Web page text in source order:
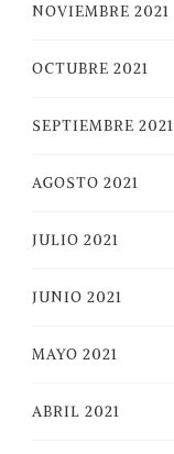
NOVIEMBRE 2021
OCTUBRE 2021
SEPTIEMBRE 2021
AGOSTO 2021
JULIO 2021
JUNIO 2021
MAYO 2021
ABRIL 2021